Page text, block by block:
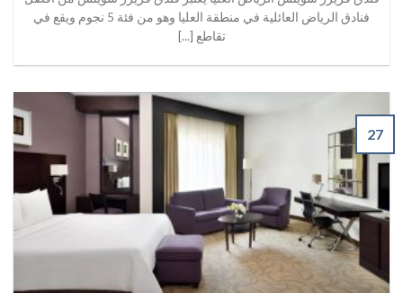
فنادق الرياض العائلية في منطقة العليا وهو من فئة 5 نجوم ويقع في
تقاطع [...]
27